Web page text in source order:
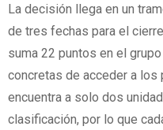
La decisión llega en un
de tres fechas para el
suma 22 puntos en el
concretas de acceder a
encuentra a solo dos
clasificación, por lo que